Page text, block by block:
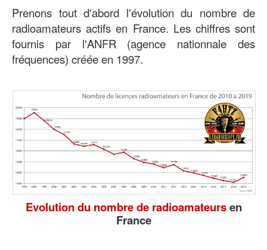
Prenons tout d'abord l'évolution du nombre de
radioamateurs actifs en France. Les chiffres sont
fournis par l'ANFR (agence nationnale des
fréquences) créée en 1997.
Evolution du nombre de radioamateursen
France